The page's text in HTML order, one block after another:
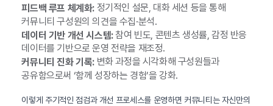
피드백 루프 체계화:정기적인 설문, 대화 세션 등을 통해
커뮤니티 구성원의 의견을 수집·분석.
데이터 기반 개선 시스템:참여 빈도, 콘텐츠 생성률, 감정 반응
데이터를 기반으로 운영 전략을 재조정.
커뮤니티 진화 기록:변화 과정을 시각화해 구성원들과
공유함으로써 ‘함께 성장하는 경험’을 강화.
이렇게 주기적인 점검과 개선 프로세스를 운영하면 커뮤니티는 자신만의